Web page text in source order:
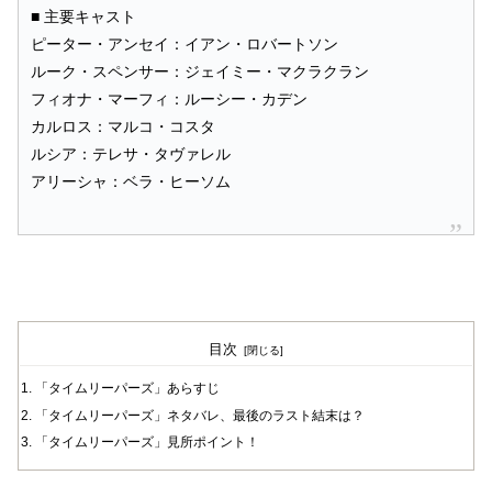
■ 主要キャスト
ピーター・アンセイ：イアン・ロバートソン
ルーク・スペンサー：ジェイミー・マクラクラン
フィオナ・マーフィ：ルーシー・カデン
カルロス：マルコ・コスタ
ルシア：テレサ・タヴァレル
アリーシャ：ベラ・ヒーソム
目次
「タイムリーパーズ」あらすじ
「タイムリーパーズ」ネタバレ、最後のラスト結末は？
「タイムリーパーズ」見所ポイント！